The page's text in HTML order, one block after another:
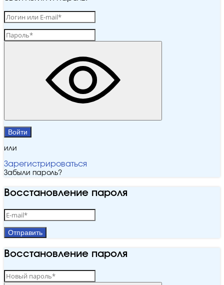
Войти
или
Зарегистрироваться
Забыли пароль?
Восстановление пароля
Отправить
Восстановление пароля